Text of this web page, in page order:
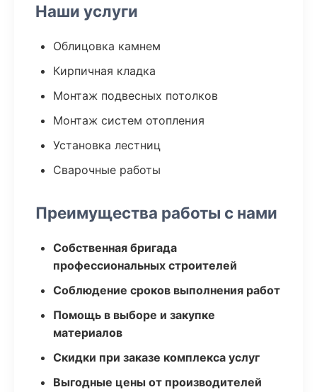
Наши услуги
Облицовка камнем
Кирпичная кладка
Монтаж подвесных потолков
Монтаж систем отопления
Установка лестниц
Сварочные работы
Преимущества работы с нами
Собственная бригада
профессиональных строителей
Соблюдение сроков выполнения работ
Помощь в выборе и закупке
материалов
Скидки при заказе комплекса услуг
Выгодные цены от производителей